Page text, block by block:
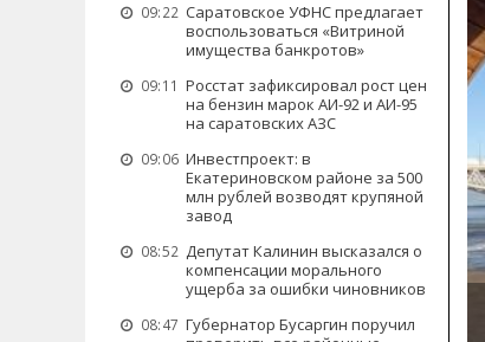
09:22 Саратовское УФНС предлагает
воспользоваться «Витриной
имущества банкротов»
09:11 Росстат зафиксировал рост цен
на бензин марок АИ-92 и АИ-95
на саратовских АЗС
09:06 Инвестпроект: в
Екатериновском районе за 500
млн рублей возводят крупяной
завод
08:52 Депутат Калинин высказался о
компенсации морального
ущерба за ошибки чиновников
08:47 Губернатор Бусаргин поручил